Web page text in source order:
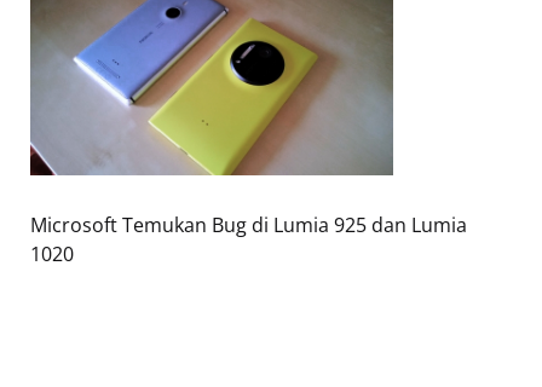
Microsoft Temukan Bug di Lumia 925 dan Lumia
1020